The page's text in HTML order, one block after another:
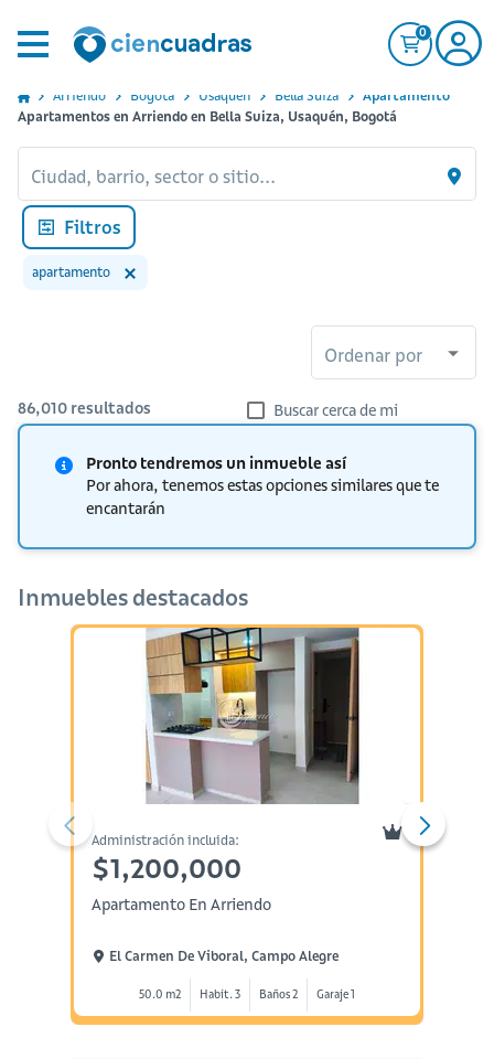
0
Arriendo Bogota Usaquen Bella Suiza
Apartamento
Apartamentos en Arriendo en Bella Suiza, Usaquén, Bogotá
Ciudad, barrio, sector o sitio...
Filtros
apartamento
Ordenar por
86,010 resultados Buscar cerca de mi
Pronto tendremos un inmueble así
Por ahora, tenemos estas opciones similares que te
encantarán
Inmuebles destacados
Administración incluida:
$1,200,000
Apartamento En Arriendo
El Carmen De Viboral, Campo Alegre
50.0 m2 Habit. 3 Baños 2 Garaje 1